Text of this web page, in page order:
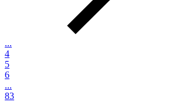
...
4
5
6
...
83